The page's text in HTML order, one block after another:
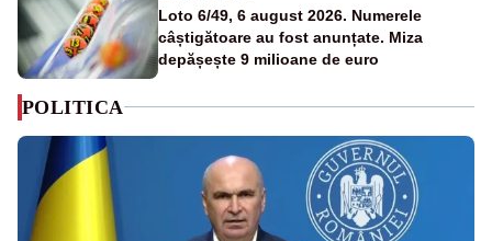
Loto 6/49, 6 august 2026. Numerele
câștigătoare au fost anunțate. Miza
depășește 9 milioane de euro
POLITICA